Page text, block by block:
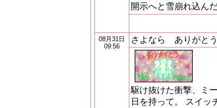
開示へと雪崩れ込ん
08月31日
09:56
さよなら ありがと
駆け抜けた衝撃、ミ
日を持って。 スイッ